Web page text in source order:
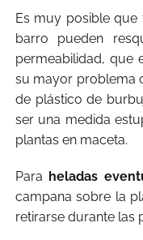
Es muy posible que
barro pueden
permeabilidad, que
su mayor problema
de plástico de
ser una medida
plantas en maceta.
Para heladas
campana sobre la
retirarse durante las